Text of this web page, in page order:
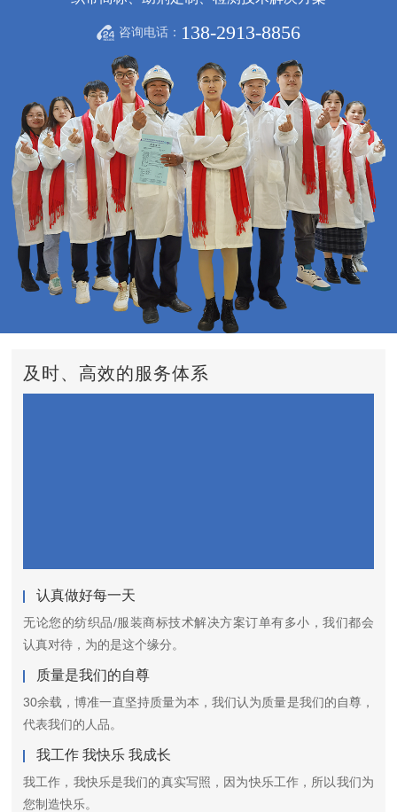
咨询电话： 138-2913-8856
及时、高效的服务体系
认真做好每一天
无论您的纺织品/服装商标技术解决方案订单有多小，我们都会
认真对待，为的是这个缘分。
质量是我们的自尊
30余载，博准一直坚持质量为本，我们认为质量是我们的自尊，
代表我们的人品。
我工作 我快乐 我成长
我工作，我快乐是我们的真实写照，因为快乐工作，所以我们为
您制造快乐。